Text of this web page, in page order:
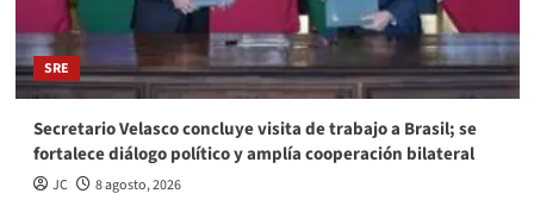
SRE
Secretario Velasco concluye visita de trabajo a Brasil; se
fortalece diálogo político y amplía cooperación bilateral
JC 8 agosto, 2026